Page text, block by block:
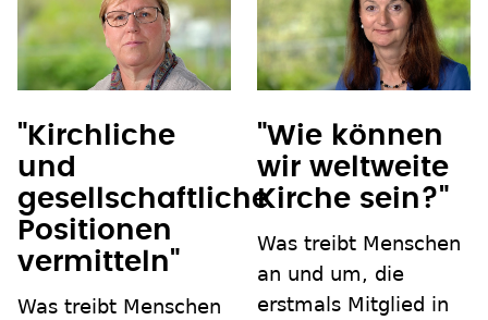
"Kirchliche
und
gesellschaftliche
Positionen
vermitteln"
Was treibt Menschen
"Wie können
wir weltweite
Kirche sein?"
Was treibt Menschen
an und um, die
erstmals Mitglied in